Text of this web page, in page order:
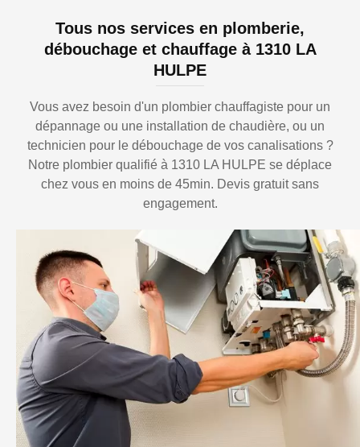
Tous nos services en plomberie,
débouchage et chauffage à 1310 LA
HULPE
Vous avez besoin d'un plombier chauffagiste pour un
dépannage ou une installation de chaudière, ou un
technicien pour le débouchage de vos canalisations ?
Notre plombier qualifié à 1310 LA HULPE se déplace
chez vous en moins de 45min. Devis gratuit sans
engagement.